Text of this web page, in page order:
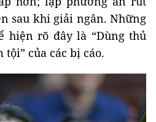
sau khi giải ngân. Những
hiện rõ đây là “Dùng thủ
của các bị cáo.